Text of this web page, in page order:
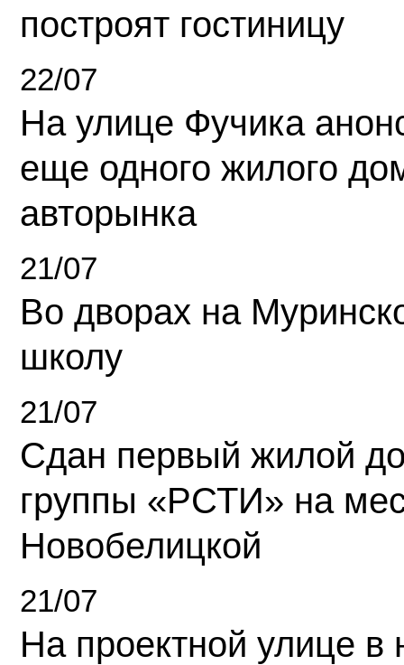
построят гостиницу
22/07
На улице Фучика
еще одного жилого
авторынка
21/07
Во дворах на
школу
21/07
Сдан первый жилой
группы «РСТИ» на
Новобелицкой
21/07
На проектной улице